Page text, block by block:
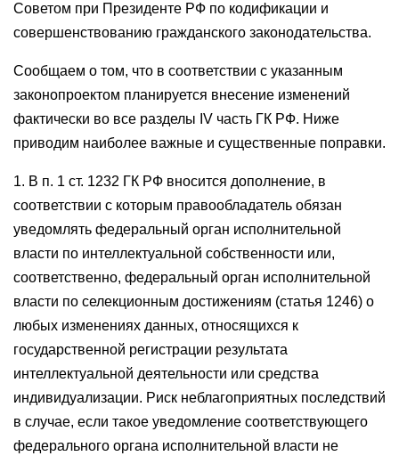
Советом при Президенте РФ по кодификации и
совершенствованию гражданского законодательства.
Сообщаем о том, что в соответствии с указанным
законопроектом планируется внесение изменений
фактически во все разделы IV часть ГК РФ. Ниже
приводим наиболее важные и существенные поправки.
1. В п. 1 ст. 1232 ГК РФ вносится дополнение, в
соответствии с которым правообладатель обязан
уведомлять федеральный орган исполнительной
власти по интеллектуальной собственности или,
соответственно, федеральный орган исполнительной
власти по селекционным достижениям (статья 1246) о
любых изменениях данных, относящихся к
государственной регистрации результата
интеллектуальной деятельности или средства
индивидуализации. Риск неблагоприятных последствий
в случае, если такое уведомление соответствующего
федерального органа исполнительной власти не